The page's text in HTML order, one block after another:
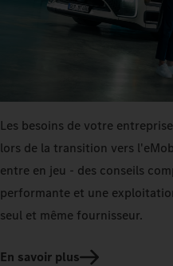
Les besoins de votre
lors de la transition vers
entre en jeu - des conseils
performante et une
seul et même fournisseur.
En savoir plus